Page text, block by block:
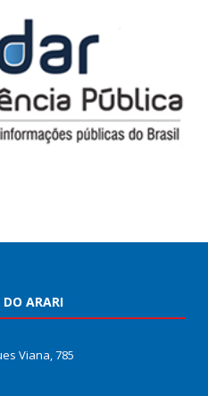
DO ARARI
Viana, 785